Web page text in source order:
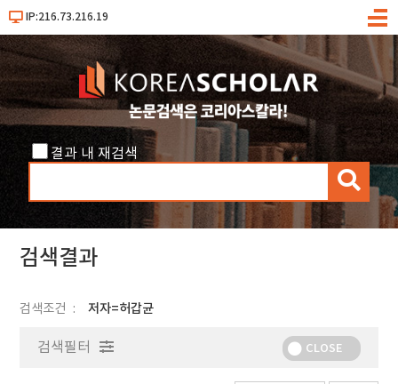
IP:216.73.216.19
메
결과 내 재검색
검
색
검색결과
검색조건 저자=허갑균
검색필터 CLOSE